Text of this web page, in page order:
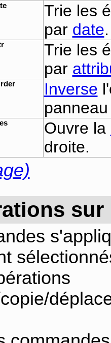
Trie les
par date.
Trie les
par
Inverse
Ouvre la
droite.